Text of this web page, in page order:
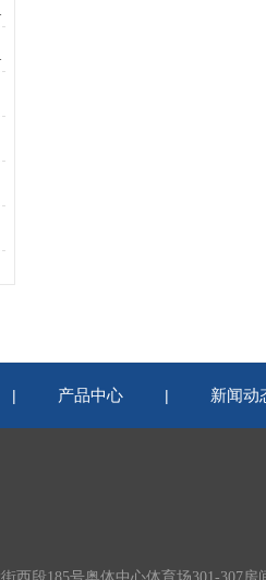
| 产品中心 | 新闻动